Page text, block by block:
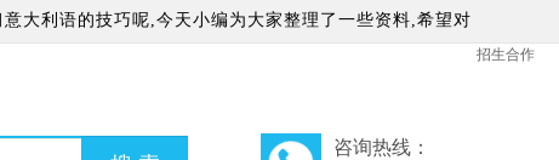
大利语的技巧呢,今天小编为大家整理了一些资料,希望对
招生合作
咨询热线：